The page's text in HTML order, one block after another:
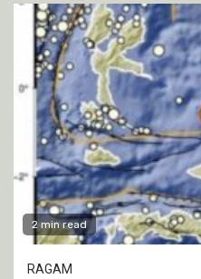
2 min read
RAGAM